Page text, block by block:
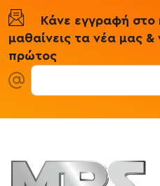
Κάνε εγγραφή στο
μαθαίνεις τα νέα μας
πρώτος